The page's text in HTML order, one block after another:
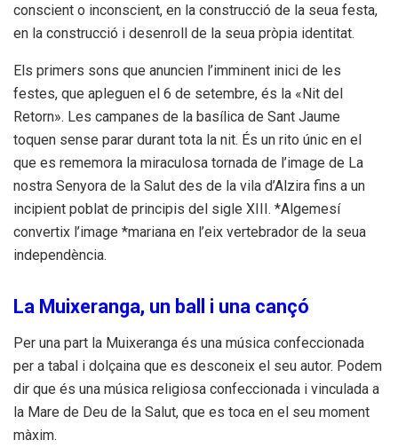
conscient o inconscient, en la construcció de la seua festa,
en la construcció i desenroll de la seua pròpia identitat.
Els primers sons que anuncien l’imminent inici de les
festes, que apleguen el 6 de setembre, és la «Nit del
Retorn». Les campanes de la basílica de Sant Jaume
toquen sense parar durant tota la nit. És un rito únic en el
que es rememora la miraculosa tornada de l’image de La
nostra Senyora de la Salut des de la vila d’Alzira fins a un
incipient poblat de principis del sigle XIII. *Algemesí
convertix l’image *mariana en l’eix vertebrador de la seua
independència.
La Muixeranga, un ball i una cançó
Per una part la Muixeranga és una música confeccionada
per a tabal i dolçaina que es desconeix el seu autor. Podem
dir que és una música religiosa confeccionada i vinculada a
la Mare de Deu de la Salut, que es toca en el seu moment
màxim.